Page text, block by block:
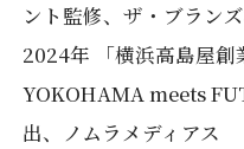
ント監修、ザ・ブラン
2024年 「横浜高島屋創
YOKOHAMA meets
出、ノムラメディアス